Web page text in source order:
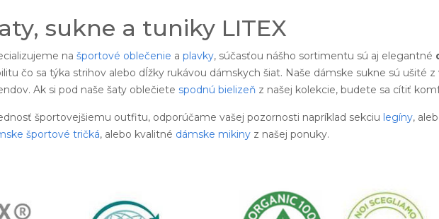
sukne a tuniky LITEX
na športové oblečenie a plavky, súčasťou nášho sortimentu sú aj elegantné
čo sa týka strihov alebo dĺžky rukávou dámskych šiat. Naše dámske sukne sú ušité
Ak si pod naše šaty oblečiete spodnú bielizeň z našej kolekcie, budete sa cítiť
športovejšiemu outfitu, odporúčame vašej pozornosti napríklad sekciu legíny,
športové tričká, alebo kvalitné dámske mikiny z našej ponuky.